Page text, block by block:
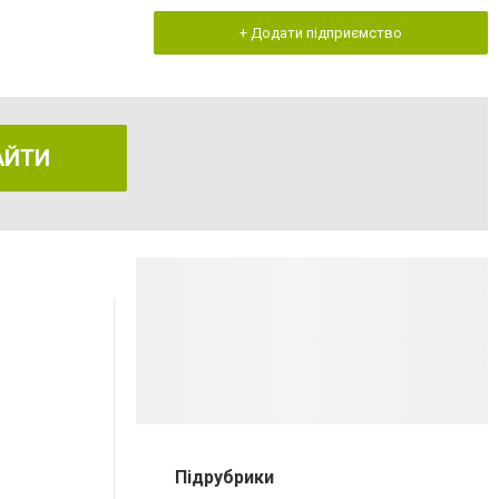
+ Додати підприємство
Підрубрики